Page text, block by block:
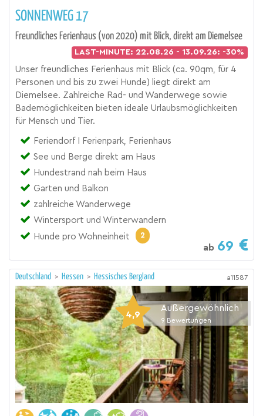
SONNENWEG 17
Freundliches Ferienhaus (von 2020) mit Blick, direkt am Diemelsee
LAST-MINUTE: 22.08.26 - 13.09.26: -30%
Unser freundliches Ferienhaus mit Blick (ca. 90qm, für 4
Personen und bis zu zwei Hunde) liegt direkt am
Diemelsee. Zahlreiche Rad- und Wanderwege sowie
Bademöglichkeiten bieten ideale Urlaubsmöglichkeiten
für Mensch und Tier.
Feriendorf I Ferienpark, Ferienhaus
See und Berge direkt am Haus
Hundestrand nah beim Haus
Garten und Balkon
zahlreiche Wanderwege
Wintersport und Winterwandern
Hunde pro Wohneinheit
2
ab 69
Deutschland > Hessen > Hessisches Bergland a11587
4,9
Außergewöhnlich
9 Bewertungen